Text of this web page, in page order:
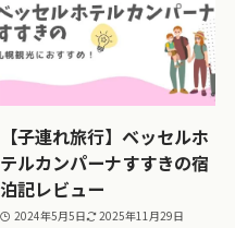
【子連れ旅行】ベッセルホ
テルカンパーナすすきの宿
泊記レビュー
2024年5月5日 2025年11月29日